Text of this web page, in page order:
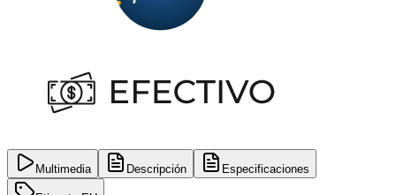
Multimedia Descripción Especificaciones